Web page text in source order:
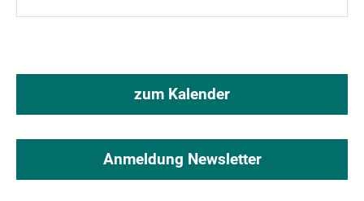
zum Kalender
Anmeldung Newsletter